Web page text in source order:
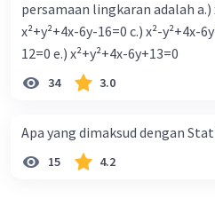
persamaan lingkaran adalah a.) x²+y²+4x-6y-12=0 b.)
x²+y²+4x-6y-16=0 c.) x²-y²+4x-
12=0 e.) x²+y²+4x-6y+13=0
34 3.0
Apa yang dimaksud dengan
15 4.2